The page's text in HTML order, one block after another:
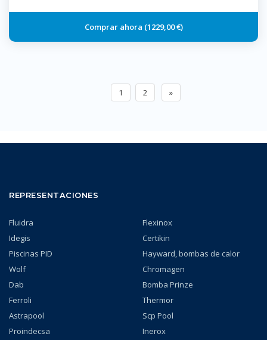
1229,00 €
1 2 »
REPRESENTACIONES
Fluidra
Flexinox
Idegis
Certikin
Piscinas PID
Hayward, bombas de calor
Wolf
Chromagen
Dab
Bomba Prinze
Ferroli
Thermor
Astrapool
Scp Pool
Proindecsa
Inerox